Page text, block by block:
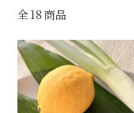
全18商品